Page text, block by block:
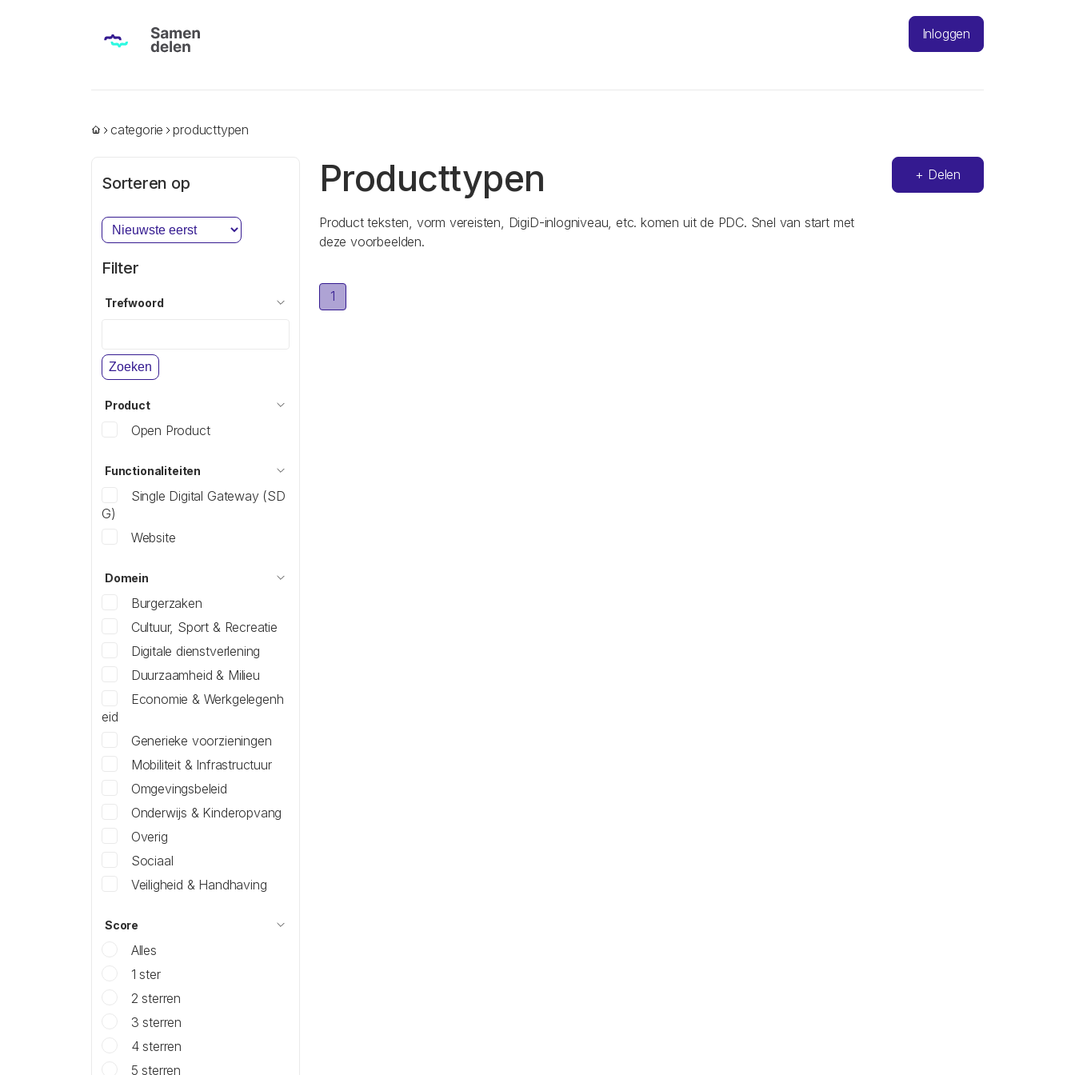
Inloggen
categorie producttypen
Sorteren op
Filter
Trefwoord
Zoeken
Product
Open Product
Functionaliteiten
G)
Website
Domein
Burgerzaken
Cultuur, Sport & Recreatie
Digitale dienstverlening
Duurzaamheid & Milieu
eid
Generieke voorzieningen
Mobiliteit & Infrastructuur
Omgevingsbeleid
Onderwijs & Kinderopvang
Overig
Sociaal
Veiligheid & Handhaving
Score
Alles
1 ster
2 sterren
3 sterren
4 sterren
5 sterren
Producttypen
Product teksten, vorm vereisten, DigiD-inlogniveau, etc. komen uit de PDC. Snel van start met
deze voorbeelden.
+ Delen
1